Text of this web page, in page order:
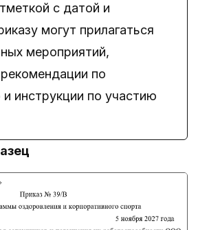
с датой и
могут прилагаться
мероприятий,
по
инструкции по участию